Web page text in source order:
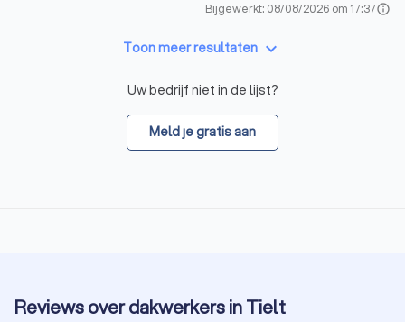
Bijgewerkt: 08/08/2026 om 17:37info
Toon meer resultaten keyboard_arrow_down
Uw bedrijf niet in de lijst?
Meld je gratis aan
Reviews over dakwerkers in Tielt